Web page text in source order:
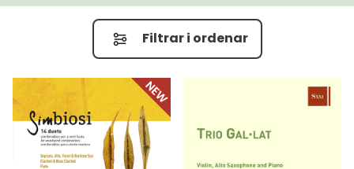
Filtrar i ordenar